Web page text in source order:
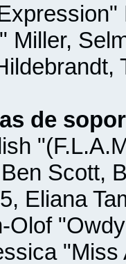
Miller,
de
Scott,
Eliana
Olof